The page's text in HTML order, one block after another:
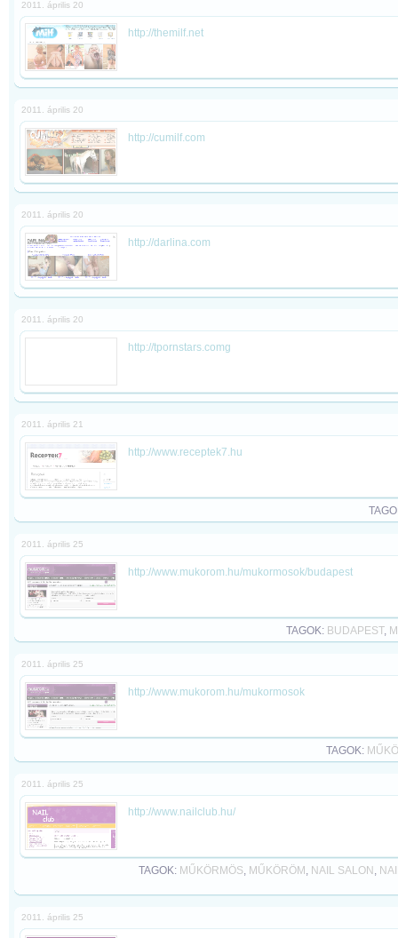
2011. április 20
http://themilf.net
2011. április 20
http://cumilf.com
2011. április 20
http://darlina.com
2011. április 20
http://tpornstars.comg
2011. április 21
http://www.receptek7.hu
2011. április 25
http://www.mukorom.hu/mukormosok/budapest
TAGOK: BUDAPEST,
2011. április 25
http://www.mukorom.hu/mukormosok
TAGOK:
2011. április 25
http://www.nailclub.hu/
TAGOK: MŰKÖRMÖS, MŰKÖRÖM , NAIL SALON ,
2011. április 25